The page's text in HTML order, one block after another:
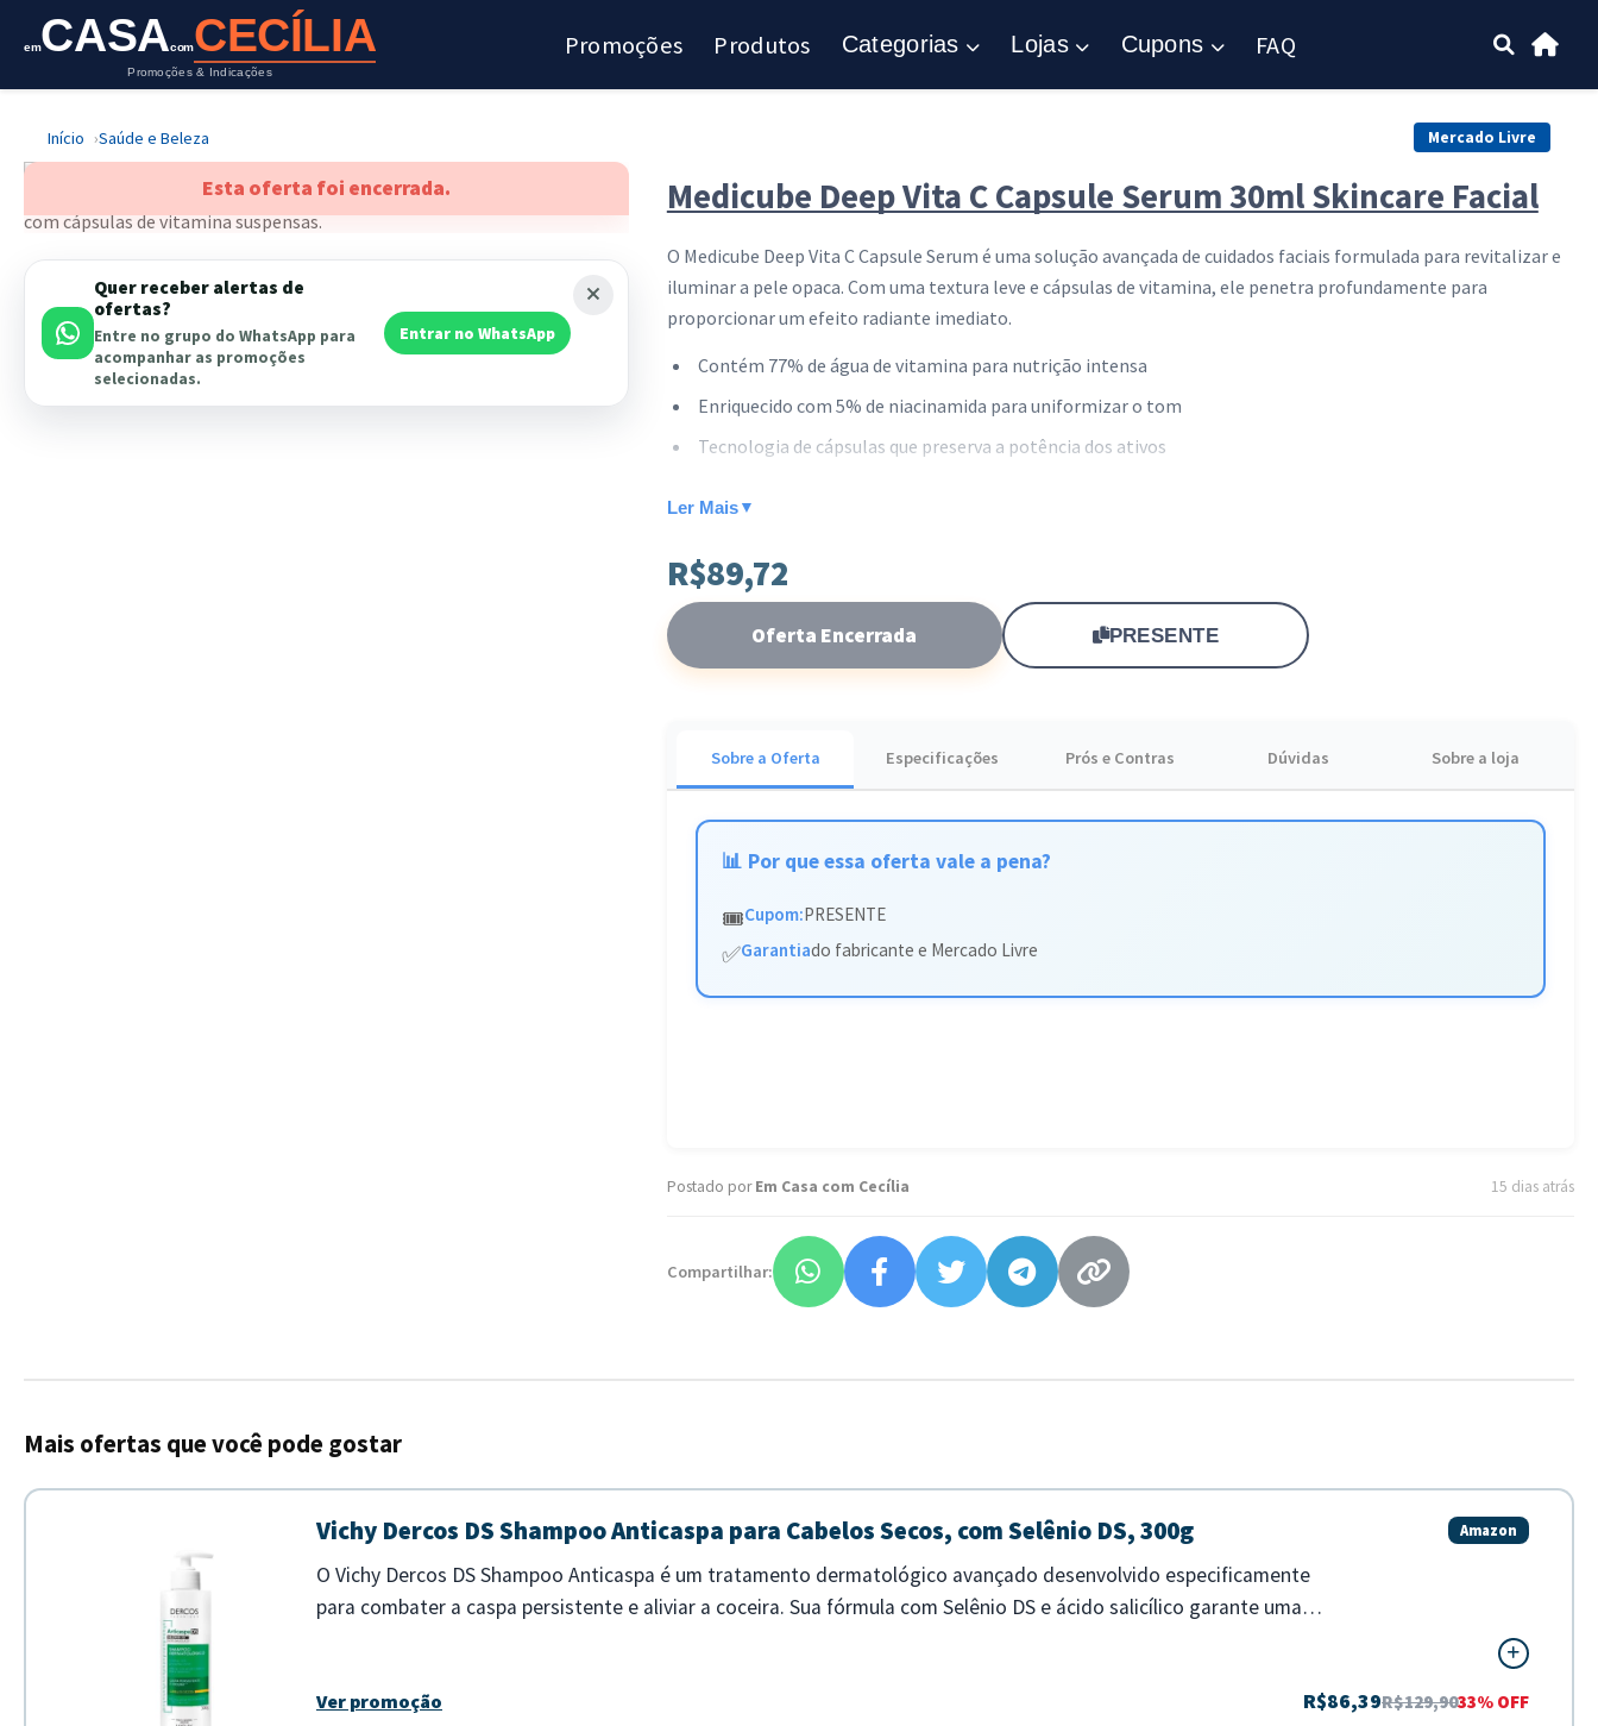
emCASAcomCECÍLIA
Promoções & Indicações
Promoções Produtos Categorias Lojas Cupons FAQ
Início Saúde e Beleza Mercado Livre
Esta oferta foi encerrada.
Quer receber alertas de
ofertas?
Entre no grupo do WhatsApp para
acompanhar as promoções
selecionadas.
Entrar no WhatsApp
Medicube Deep Vita C Capsule Serum 30ml Skincare Facial
O Medicube Deep Vita C Capsule Serum é uma solução avançada de cuidados faciais formulada para revitalizar e
iluminar a pele opaca. Com uma textura leve e cápsulas de vitamina, ele penetra profundamente para
proporcionar um efeito radiante imediato.
Contém 77% de água de vitamina para nutrição intensa
Enriquecido com 5% de niacinamida para uniformizar o tom
Tecnologia de cápsulas que preserva a potência dos ativos
tecnologia coreana para elevar sua rotina de skincare.
Ler Mais▼
R$89,72
Oferta Encerrada PRESENTE
Sobre a Oferta Especificações Prós e Contras Dúvidas Sobre a loja
📊 Por que essa oferta vale a pena?
🎟️Cupom:PRESENTE
✅Garantiado fabricante e Mercado Livre
Postado porEm Casa com Cecília 15 dias atrás
Compartilhar:
Mais ofertas que você pode gostar
Vichy Dercos DS Shampoo Anticaspa para Cabelos Secos, com Selênio DS, 300g Amazon
O Vichy Dercos DS Shampoo Anticaspa é um tratamento dermatológico avançado desenvolvido especificamente
para combater a caspa persistente e aliviar a coceira. Sua fórmula com Selênio DS e ácido salicílico garante uma
Ver promoção R$86,39R$129,9033% OFF